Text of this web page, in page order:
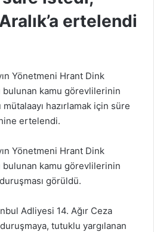
ertelendi
Yönetmeni Hrant Dink
kamu görevlilerinin
mütalaayı hazırlamak için süre
ertelendi.
Yönetmeni Hrant Dink
kamu görevlilerinin
duruşması görüldü.
Adliyesi 14. Ağır Ceza
tutuklu yargılanan